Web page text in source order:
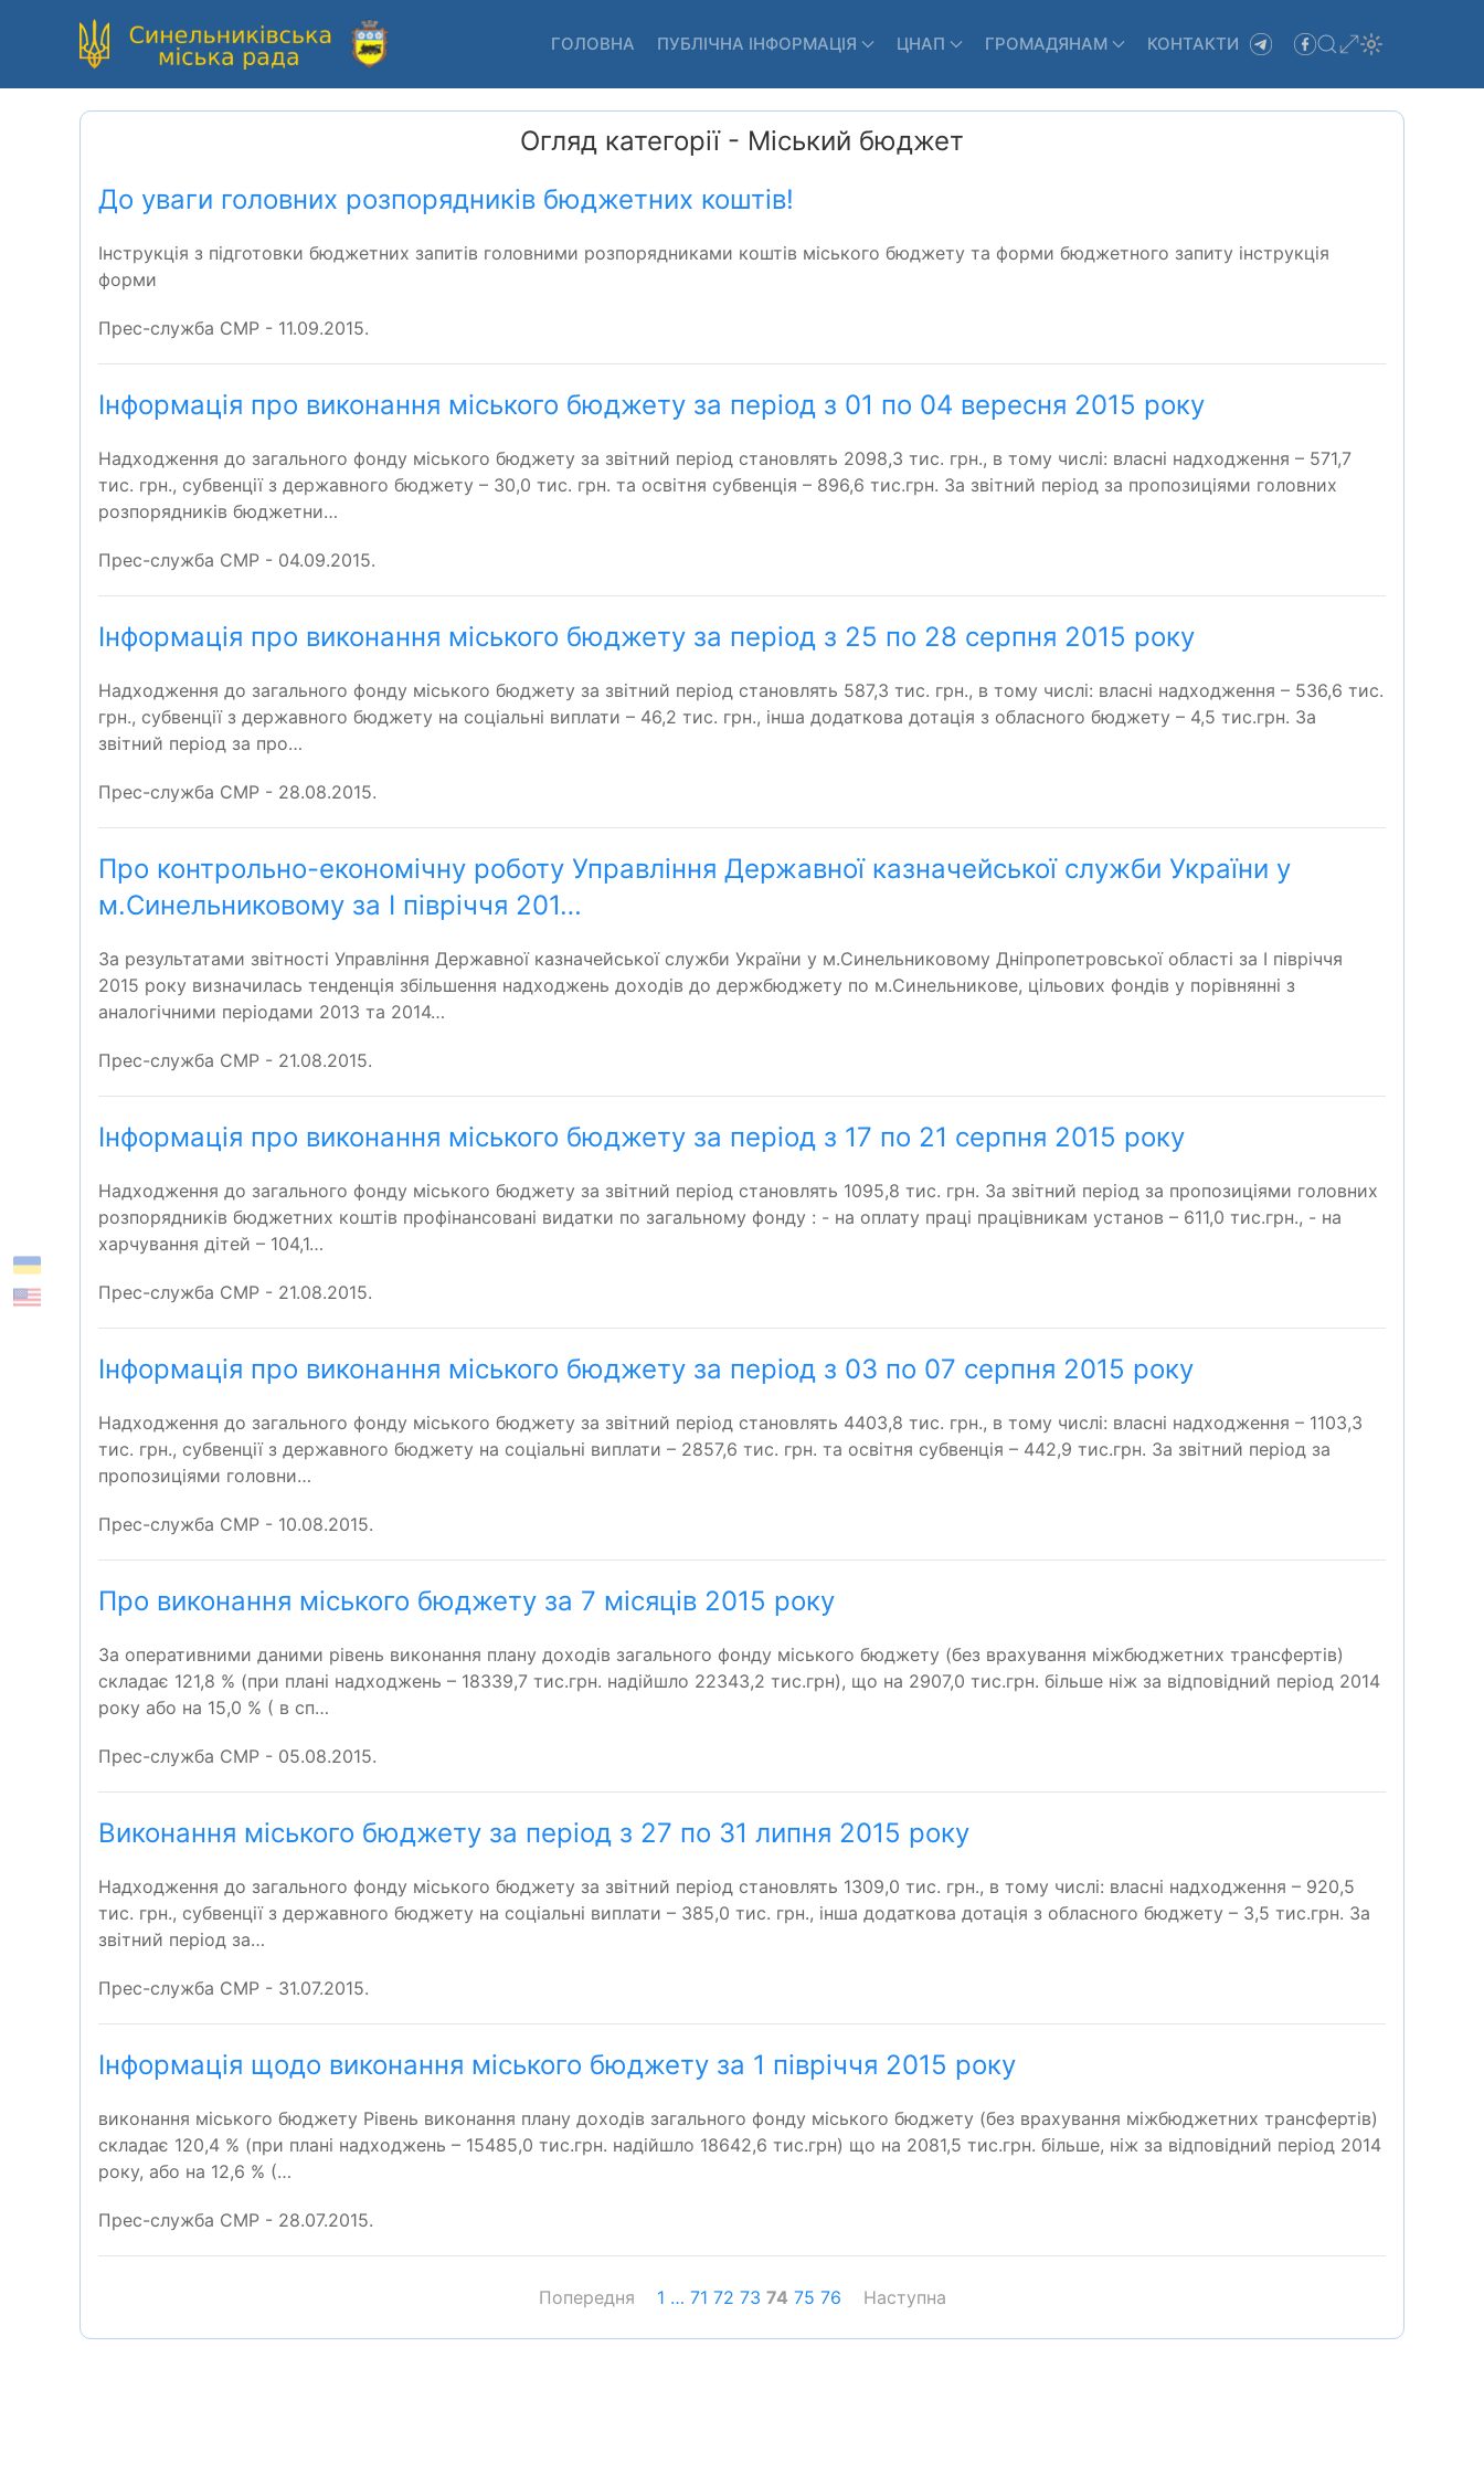
ГОЛОВНА ПУБЛІЧНА ІНФОРМАЦІЯ ЦНАП ГРОМАДЯНАМ КОНТАКТИ
Огляд категорії - Міський бюджет
До уваги головних розпорядників бюджетних коштів!
Інструкція з підготовки бюджетних запитів головними розпорядниками коштів міського бюджету та форми бюджетного запиту інструкція
форми
Прес-служба СМР - 11.09.2015.
Інформація про виконання міського бюджету за період з 01 по 04 вересня 2015 року
Надходження до загального фонду міського бюджету за звітний період становлять 2098,3 тис. грн., в тому числі: власні надходження – 571,7
тис. грн., субвенції з державного бюджету – 30,0 тис. грн. та освітня субвенція – 896,6 тис.грн. За звітний період за пропозиціями головних
розпорядників бюджетни…
Прес-служба СМР - 04.09.2015.
Інформація про виконання міського бюджету за період з 25 по 28 серпня 2015 року
Надходження до загального фонду міського бюджету за звітний період становлять 587,3 тис. грн., в тому числі: власні надходження – 536,6 тис.
грн., субвенції з державного бюджету на соціальні виплати – 46,2 тис. грн., інша додаткова дотація з обласного бюджету – 4,5 тис.грн. За
звітний період за про…
Прес-служба СМР - 28.08.2015.
Про контрольно-економічну роботу Управління Державної казначейської служби України у
м.Синельниковому за І півріччя 201…
За результатами звітності Управління Державної казначейської служби України у м.Синельниковому Дніпропетровської області за I півріччя
2015 року визначилась тенденція збільшення надходжень доходів до держбюджету по м.Синельникове, цільових фондів у порівнянні з
аналогічними періодами 2013 та 2014…
Прес-служба СМР - 21.08.2015.
Інформація про виконання міського бюджету за період з 17 по 21 серпня 2015 року
Надходження до загального фонду міського бюджету за звітний період становлять 1095,8 тис. грн. За звітний період за пропозиціями головних
розпорядників бюджетних коштів профінансовані видатки по загальному фонду : - на оплату праці працівникам установ – 611,0 тис.грн., - на
харчування дітей – 104,1…
Прес-служба СМР - 21.08.2015.
Інформація про виконання міського бюджету за період з 03 по 07 серпня 2015 року
Надходження до загального фонду міського бюджету за звітний період становлять 4403,8 тис. грн., в тому числі: власні надходження – 1103,3
тис. грн., субвенції з державного бюджету на соціальні виплати – 2857,6 тис. грн. та освітня субвенція – 442,9 тис.грн. За звітний період за
пропозиціями головни…
Прес-служба СМР - 10.08.2015.
Про виконання міського бюджету за 7 місяців 2015 року
За оперативними даними рівень виконання плану доходів загального фонду міського бюджету (без врахування міжбюджетних трансфертів)
складає 121,8 % (при плані надходжень – 18339,7 тис.грн. надійшло 22343,2 тис.грн), що на 2907,0 тис.грн. більше ніж за відповідний період 2014
року або на 15,0 % ( в сп…
Прес-служба СМР - 05.08.2015.
Виконання міського бюджету за період з 27 по 31 липня 2015 року
Надходження до загального фонду міського бюджету за звітний період становлять 1309,0 тис. грн., в тому числі: власні надходження – 920,5
тис. грн., субвенції з державного бюджету на соціальні виплати – 385,0 тис. грн., інша додаткова дотація з обласного бюджету – 3,5 тис.грн. За
звітний період за…
Прес-служба СМР - 31.07.2015.
Інформація щодо виконання міського бюджету за 1 півріччя 2015 року
виконання міського бюджету Рівень виконання плану доходів загального фонду міського бюджету (без врахування міжбюджетних трансфертів)
складає 120,4 % (при плані надходжень – 15485,0 тис.грн. надійшло 18642,6 тис.грн) що на 2081,5 тис.грн. більше, ніж за відповідний період 2014
року, або на 12,6 % (…
Прес-служба СМР - 28.07.2015.
Попередня Наступна
1 … 71 72 73 74 75 76